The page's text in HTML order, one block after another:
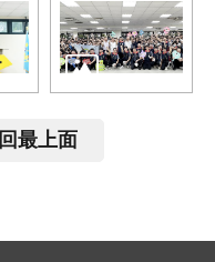
回最上面